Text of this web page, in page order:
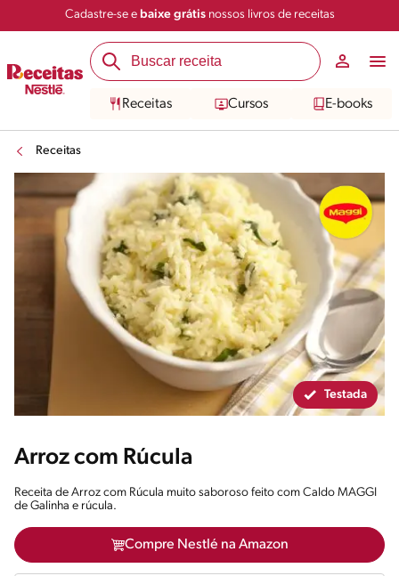
Cadastre-se e baixe grátisnossos livros de receitas
Receitas Cursos E-books
Receitas
Salvar Compartilhar
Testada
Arroz com Rúcula
Receita de Arroz com Rúcula muito saboroso feito com Caldo MAGGI
de Galinha e rúcula.
Compre Nestlé na Amazon